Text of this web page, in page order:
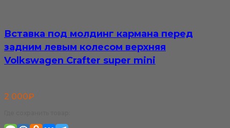
Вставка под молдинг кармана перед
задним левым колесом верхняя
Volkswagen Crafter super mini
2 000₽